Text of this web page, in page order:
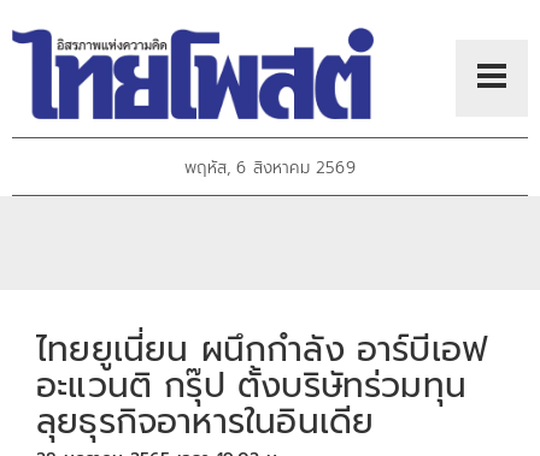
พฤหัส, 6 สิงหาคม 2569
ไทยยูเนี่ยน ผนึกกำลัง อาร์บีเอฟ
อะแวนติ กรุ๊ป ตั้งบริษัทร่วมทุน
ลุยธุรกิจอาหารในอินเดีย